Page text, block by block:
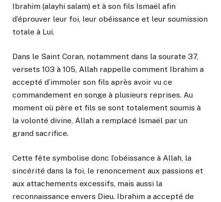
Ibrahim (alayhi salam) et à son fils Ismaël afin
d’éprouver leur foi, leur obéissance et leur soumission
totale à Lui.
Dans le Saint Coran, notamment dans la sourate 37,
versets 103 à 105, Allah rappelle comment Ibrahim a
accepté d’immoler son fils après avoir vu ce
commandement en songe à plusieurs reprises. Au
moment où père et fils se sont totalement soumis à
la volonté divine, Allah a remplacé Ismaël par un
grand sacrifice.
Cette fête symbolise donc l’obéissance à Allah, la
sincérité dans la foi, le renoncement aux passions et
aux attachements excessifs, mais aussi la
reconnaissance envers Dieu. Ibrahim a accepté de